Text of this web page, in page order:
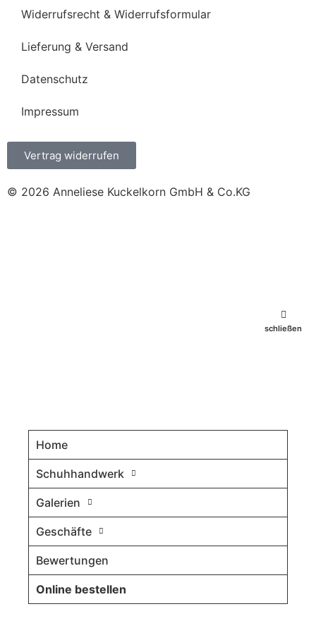
Widerrufsrecht & Widerrufsformular
Lieferung & Versand
Datenschutz
Impressum
Vertrag widerrufen
© 2026 Anneliese Kuckelkorn GmbH & Co.KG
schließen
Home
Schuhhandwerk
Galerien
Geschäfte
Bewertungen
Online bestellen